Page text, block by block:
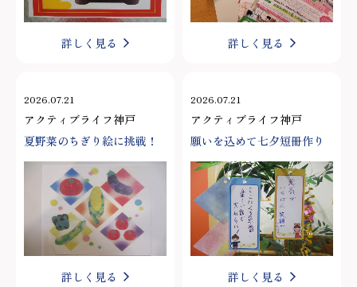
詳しく見る 詳しく見る
2026.07.21
アクティブライフ神戸
夏野菜のちぎり絵に挑戦！
詳しく見る
2026.07.21
アクティブライフ神戸
願いを込めて七夕短冊作り
詳しく見る